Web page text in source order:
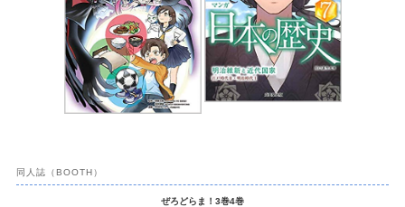
同人誌（BOOTH）
ぜろどらま！3巻4巻